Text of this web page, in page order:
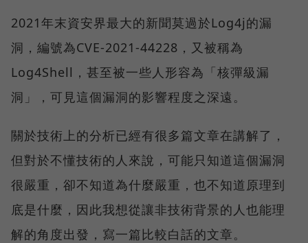
2021年末資安界最大的新聞莫過於Log4j的漏
洞，編號為CVE-2021-44228，又被稱為
Log4Shell，甚至被一些人形容為「核彈級漏
洞」，可見這個漏洞的影響程度之深遠。
關於技術上的分析已經有很多篇文章在講解了，
但對於不懂技術的人來說，可能只知道這個漏洞
很嚴重，卻不知道為什麼嚴重，也不知道原理到
底是什麼，因此我想從讓非技術背景的人也能理
解的角度出發，寫一篇比較白話的文章。